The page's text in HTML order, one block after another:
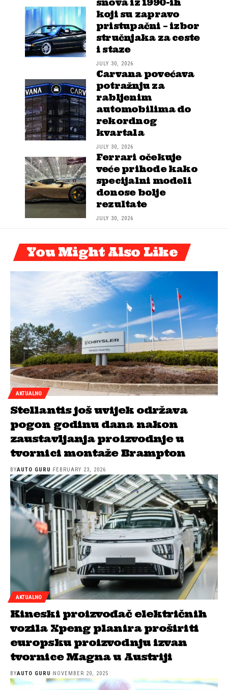
snova iz 1990-ih
koji su zapravo
pristupačni – izbor
stručnjaka za ceste
i staze
JULY 30, 2026
Carvana povećava
potražnju za
rabljenim
automobilima do
rekordnog
kvartala
JULY 30, 2026
Ferrari očekuje
veće prihode kako
specijalni modeli
donose bolje
rezultate
JULY 30, 2026
You Might Also Like
AKTUALNO
Stellantis još uvijek održava
pogon godinu dana nakon
zaustavljanja proizvodnje u
tvornici montaže Brampton
BYAUTO GURU FEBRUARY 23, 2026
AKTUALNO
Kineski proizvođač električnih
vozila Xpeng planira proširiti
europsku proizvodnju izvan
tvornice Magna u Austriji
BYAUTO GURU NOVEMBER 20, 2025